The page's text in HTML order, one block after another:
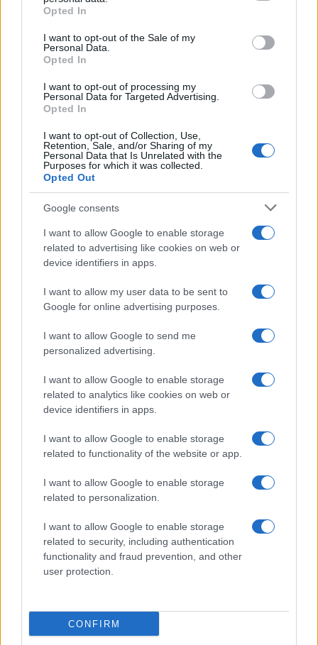
grant or deny consent to Google and its third-party tags to
use your data for below specified purposes in below Google
consent section.
Opted In
I want to opt-out of the Sale of my
Personal Data.
Opted In
I want to opt-out of processing my
Personal Data for Targeted Advertising.
Opted In
I want to opt-out of Collection, Use,
Retention, Sale, and/or Sharing of my
Personal Data that Is Unrelated with the
Purposes for which it was collected.
Opted Out
Google consents
I want to allow Google to enable storage
related to advertising like cookies on web or
device identifiers in apps.
I want to allow my user data to be sent to
Google for online advertising purposes.
I want to allow Google to send me
personalized advertising.
I want to allow Google to enable storage
related to analytics like cookies on web or
device identifiers in apps.
I want to allow Google to enable storage
related to functionality of the website or app.
I want to allow Google to enable storage
related to personalization.
I want to allow Google to enable storage
related to security, including authentication
functionality and fraud prevention, and other
user protection.
CONFIRM
Continua a leggere
B2B NEWS
Ripensare le tecnologie umanitarie oltre i criteri dei
Martina Marchesi · 10 Lug 2026